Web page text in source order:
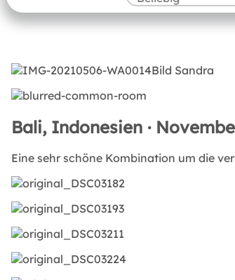
Bali, Indonesien ·
Eine sehr schöne Kombination um die